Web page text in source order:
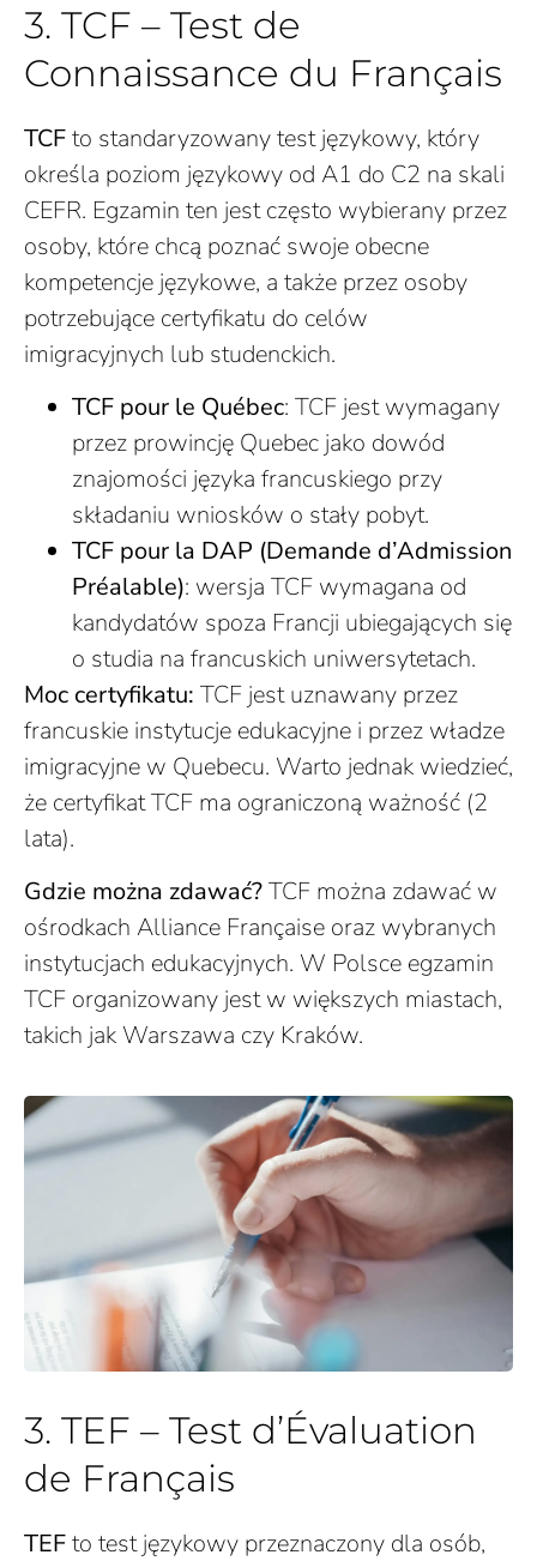
3. TCF – Test de
Connaissance du Français
TCFto standaryzowany test językowy, który
określa poziom językowy od A1 do C2 na skali
CEFR. Egzamin ten jest często wybierany przez
osoby, które chcą poznać swoje obecne
kompetencje językowe, a także przez osoby
potrzebujące certyfikatu do celów
imigracyjnych lub studenckich.
TCF pour le Québec: TCF jest wymagany
przez prowincję Quebec jako dowód
znajomości języka francuskiego przy
składaniu wniosków o stały pobyt.
TCF pour la DAP (Demande d’Admission
Préalable): wersja TCF wymagana od
kandydatów spoza Francji ubiegających się
o studia na francuskich uniwersytetach.
Moc certyfikatu: TCF jest uznawany przez
francuskie instytucje edukacyjne i przez władze
imigracyjne w Quebecu. Warto jednak wiedzieć,
że certyfikat TCF ma ograniczoną ważność (2
lata).
Gdzie można zdawać?TCF można zdawać w
ośrodkach Alliance Française oraz wybranych
instytucjach edukacyjnych. W Polsce egzamin
TCF organizowany jest w większych miastach,
takich jak Warszawa czy Kraków.
3. TEF – Test d’Évaluation
de Français
TEFto test językowy przeznaczony dla osób,